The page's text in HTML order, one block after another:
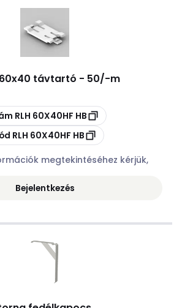
60x40 távtartó - 50/-m
RLH 60X40HF HB
RLH 60X40HF HB
megtekintéséhez kérjük,
Bejelentkezés